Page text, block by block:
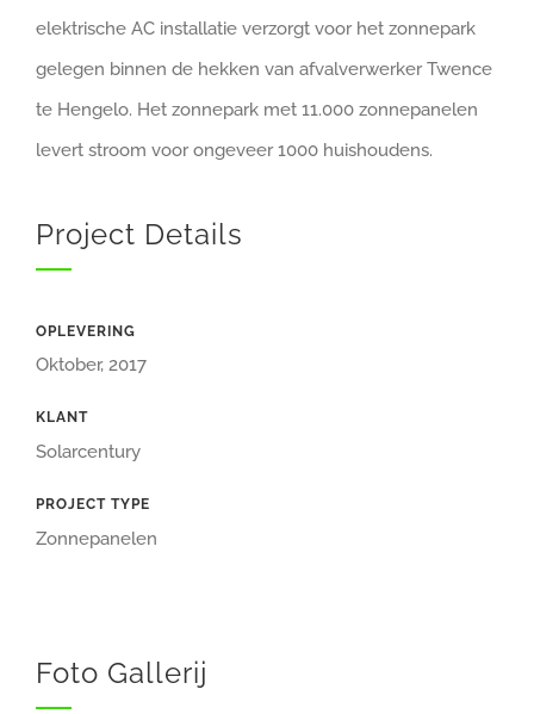
elektrische AC installatie verzorgt voor het zonnepark
gelegen binnen de hekken van afvalverwerker Twence
te Hengelo. Het zonnepark met 11.000 zonnepanelen
levert stroom voor ongeveer 1000 huishoudens.
Project Details
OPLEVERING
Oktober, 2017
KLANT
Solarcentury
PROJECT TYPE
Zonnepanelen
Foto Gallerij